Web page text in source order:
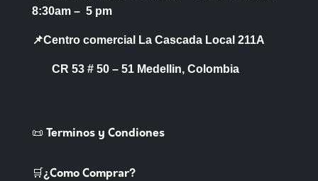
8:30am – 5 pm
📌Centro comercial La Cascada Local 211A
CR 53 # 50 – 51 Medellin, Colombia
📜 Terminos y Condiones
🛒¿Como Comprar?